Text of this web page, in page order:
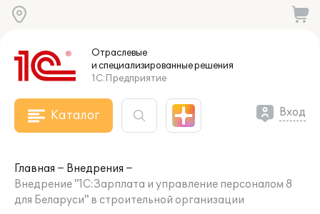
Отраслевые
и специализированныерешения
1С:Предприятие
Каталог Вход
Главная
Внедрения
Внедрение "1С:Зарплата и управление персоналом 8
для Беларуси" в строительной организации